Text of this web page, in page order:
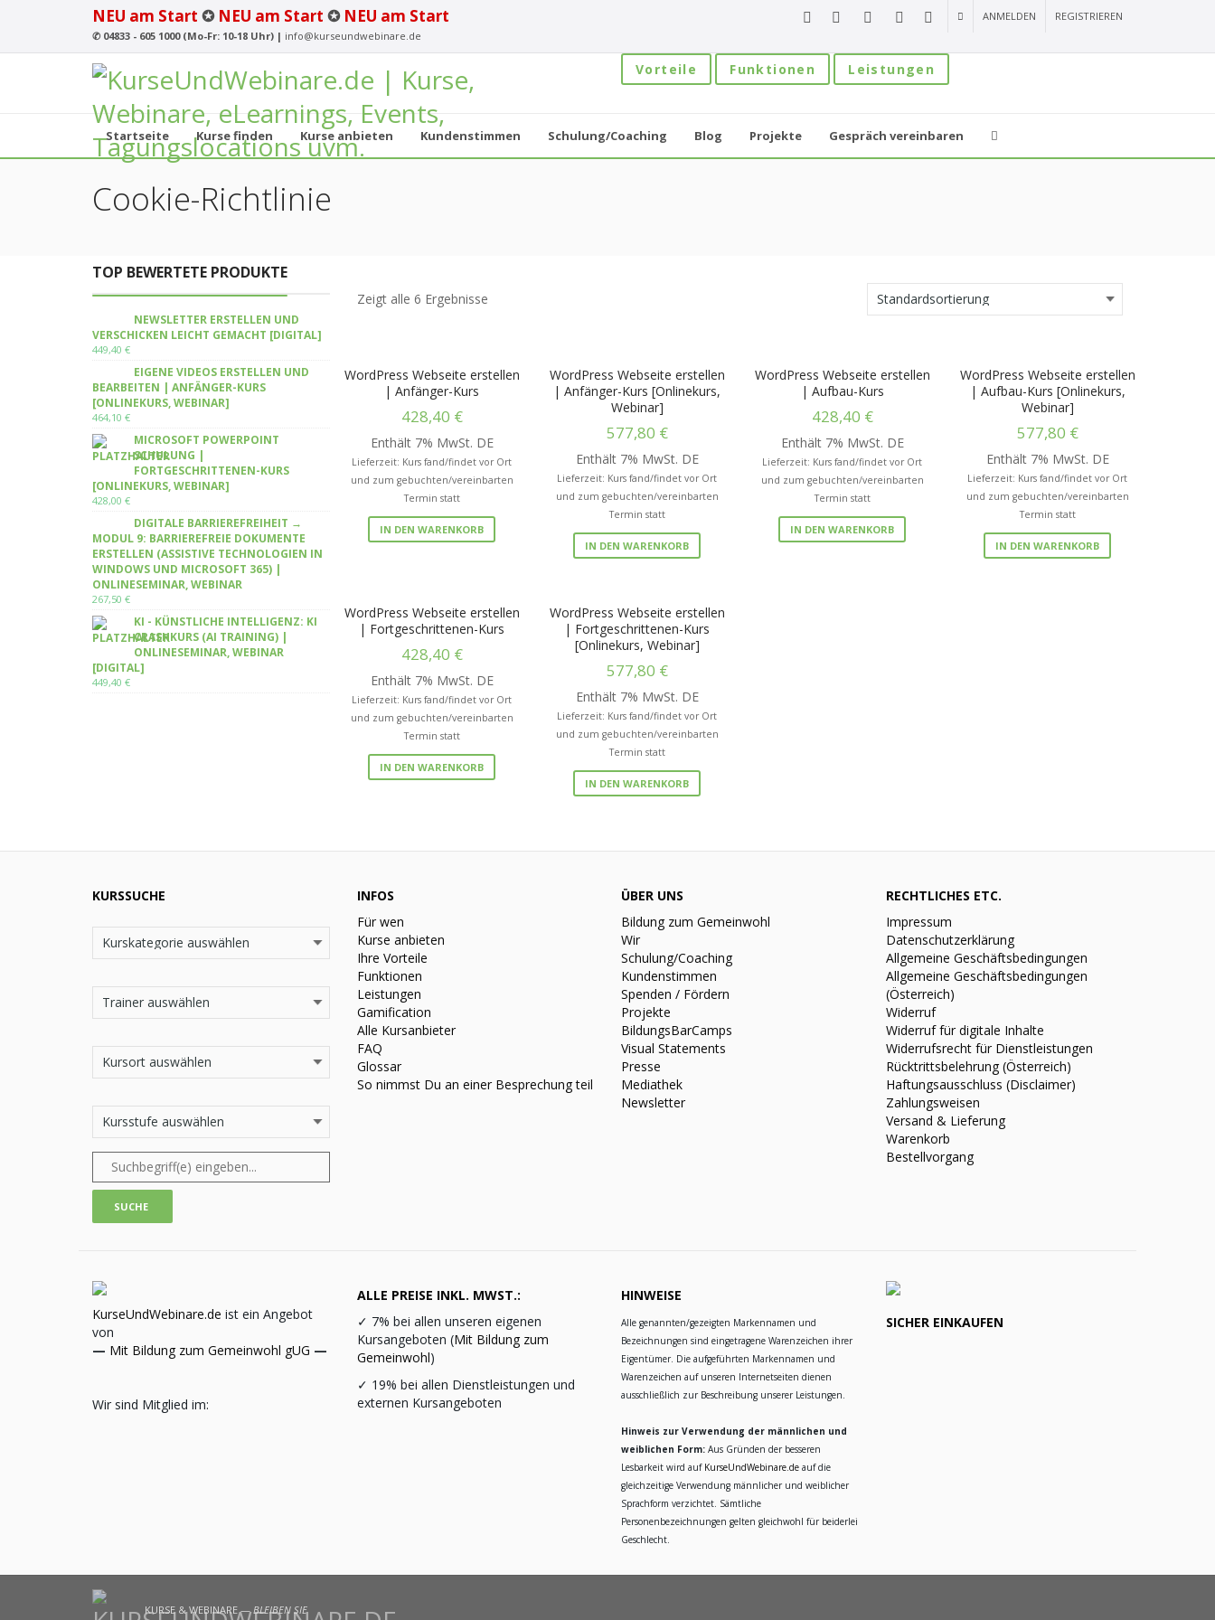
NEU am Start ✪ NEU am Start ✪ NEU am Start
✆04833 - 605 1000 (Mo-Fr: 10-18 Uhr) | info@kurseundwebinare.de
ANMELDEN REGISTRIEREN
Vorteile Funktionen Leistungen
Startseite Kurse finden Kurse anbieten Kundenstimmen Schulung/Coaching Blog Projekte Gespräch vereinbaren
Cookie-Richtlinie
Zeigt alle 6 Ergebnisse
WordPress Webseite erstellen
| Anfänger-Kurs
428,40 €
Enthält 7% MwSt. DE
Lieferzeit: Kurs fand/findet vor Ort
und zum gebuchten/vereinbarten
Termin statt
IN DEN WARENKORB
WordPress Webseite erstellen
| Anfänger-Kurs [Onlinekurs,
Webinar]
577,80 €
Enthält 7% MwSt. DE
Lieferzeit: Kurs fand/findet vor Ort
und zum gebuchten/vereinbarten
Termin statt
IN DEN WARENKORB
WordPress Webseite erstellen
| Aufbau-Kurs
428,40 €
Enthält 7% MwSt. DE
Lieferzeit: Kurs fand/findet vor Ort
und zum gebuchten/vereinbarten
Termin statt
IN DEN WARENKORB
WordPress Webseite erstellen
| Aufbau-Kurs [Onlinekurs,
Webinar]
577,80 €
Enthält 7% MwSt. DE
Lieferzeit: Kurs fand/findet vor Ort
und zum gebuchten/vereinbarten
Termin statt
IN DEN WARENKORB
WordPress Webseite erstellen
| Fortgeschrittenen-Kurs
428,40 €
Enthält 7% MwSt. DE
Lieferzeit: Kurs fand/findet vor Ort
und zum gebuchten/vereinbarten
Termin statt
IN DEN WARENKORB
WordPress Webseite erstellen
| Fortgeschrittenen-Kurs
[Onlinekurs, Webinar]
577,80 €
Enthält 7% MwSt. DE
Lieferzeit: Kurs fand/findet vor Ort
und zum gebuchten/vereinbarten
Termin statt
IN DEN WARENKORB
TOP BEWERTETE PRODUKTE
NEWSLETTER ERSTELLEN UND
VERSCHICKEN LEICHT GEMACHT [DIGITAL]
449,40 €
EIGENE VIDEOS ERSTELLEN UND
BEARBEITEN | ANFÄNGER-KURS
[ONLINEKURS, WEBINAR]
464,10 €
MICROSOFT POWERPOINT
SCHULUNG |
FORTGESCHRITTENEN-KURS
[ONLINEKURS, WEBINAR]
428,00 €
DIGITALE BARRIEREFREIHEIT →
MODUL 9: BARRIEREFREIE DOKUMENTE
ERSTELLEN (ASSISTIVE TECHNOLOGIEN IN
WINDOWS UND MICROSOFT 365) |
ONLINESEMINAR, WEBINAR
267,50 €
KI - KÜNSTLICHE INTELLIGENZ: KI
CRASHKURS (AI TRAINING) |
ONLINESEMINAR, WEBINAR
[DIGITAL]
449,40 €
KURSSUCHE
INFOS
Für wen
Kurse anbieten
Ihre Vorteile
Funktionen
Leistungen
Gamification
Alle Kursanbieter
FAQ
Glossar
So nimmst Du an einer Besprechung teil
ÜBER UNS
Bildung zum Gemeinwohl
Wir
Schulung/Coaching
Kundenstimmen
Spenden / Fördern
Projekte
BildungsBarCamps
Visual Statements
Presse
Mediathek
Newsletter
RECHTLICHES ETC.
Impressum
Datenschutzerklärung
Allgemeine Geschäftsbedingungen
Allgemeine Geschäftsbedingungen
(Österreich)
Widerruf
Widerruf für digitale Inhalte
Widerrufsrecht für Dienstleistungen
Rücktrittsbelehrung (Österreich)
Haftungsausschluss (Disclaimer)
Zahlungsweisen
Versand & Lieferung
Warenkorb
Bestellvorgang
KurseUndWebinare.de ist ein Angebot
von
— Mit Bildung zum Gemeinwohl gUG —
Wir sind Mitglied im:
ALLE PREISE INKL. MWST.:
✓ 7% bei allen unseren eigenen
Kursangeboten (Mit Bildung zum
Gemeinwohl)
✓ 19% bei allen Dienstleistungen und
externen Kursangeboten
HINWEISE
Alle genannten/gezeigten Markennamen und
Bezeichnungen sind eingetragene Warenzeichen ihrer
Eigentümer. Die aufgeführten Markennamen und
Warenzeichen auf unseren Internetseiten dienen
ausschließlich zur Beschreibung unserer Leistungen.
Hinweis zur Verwendung der männlichen und
weiblichen Form: Aus Gründen der besseren
Lesbarkeit wird auf KurseUndWebinare.de auf die
gleichzeitige Verwendung männlicher und weiblicher
Sprachform verzichtet. Sämtliche
Personenbezeichnungen gelten gleichwohl für beiderlei
Geschlecht.
SICHER EINKAUFEN
KURSE & WEBINARE —BLEIBEN SIE